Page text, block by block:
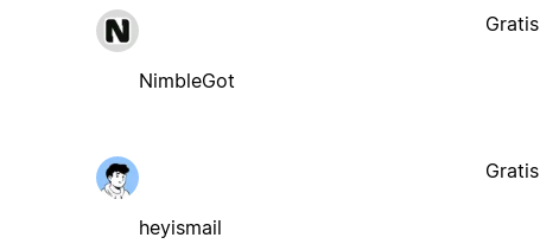
NimbleGot
Gratis
heyismail
Gratis